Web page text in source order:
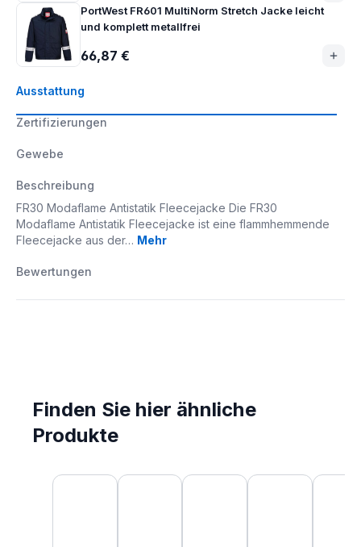
Ausstattung
Zertifizierungen
Gewebe
Beschreibung
FR30 Modaflame Antistatik Fleecejacke Die FR30
Modaflame Antistatik Fleecejacke ist eine flammhemmende
Fleecejacke aus der… Mehr
Bewertungen
PortWest FR601 MultiNorm Stretch Jacke leicht
und komplett metallfrei
66,87 €
Finden Sie hier ähnliche
Produkte
Produktgalerie überspringen